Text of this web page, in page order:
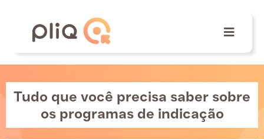
Tudo que você precisa saber sobre
os programas de indicação